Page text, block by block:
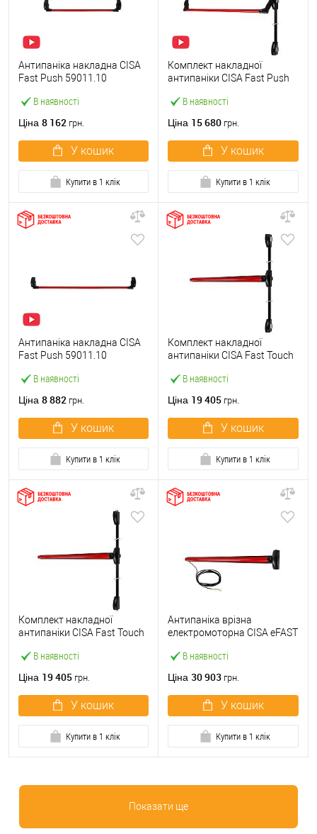
В наявності
Антипаніка накладна CISA
Fast Push 59011.10
штангою 900 мм червона
Ціна 8 162 грн.
У кошик
Купити в 1 клік
В наявності
Комплект накладної
антипаніки CISA Fast Push
точковий вбік червона
Ціна 15 680 грн.
У кошик
Купити в 1 клік
В наявності
Антипаніка накладна CISA
Fast Push 59011.10
штангою 1500 мм червона
Ціна 8 882 грн.
У кошик
Купити в 1 клік
В наявності
Комплект накладної
антипаніки CISA Fast Touch
точковий вбік червона
Ціна 19 405 грн.
У кошик
Купити в 1 клік
В наявності
Комплект накладної
антипаніки CISA Fast Touch
точковий вверх-вниз
Ціна 19 405 грн.
У кошик
Купити в 1 клік
В наявності
Антипаніка врізна
електромоторна CISA eFAST
Ціна 30 903 грн.
У кошик
Купити в 1 клік
Показати ще